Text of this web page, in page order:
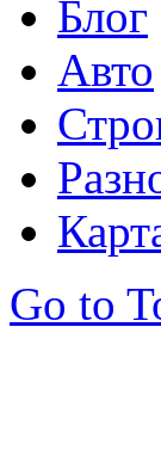
Блог
Авто
Go to